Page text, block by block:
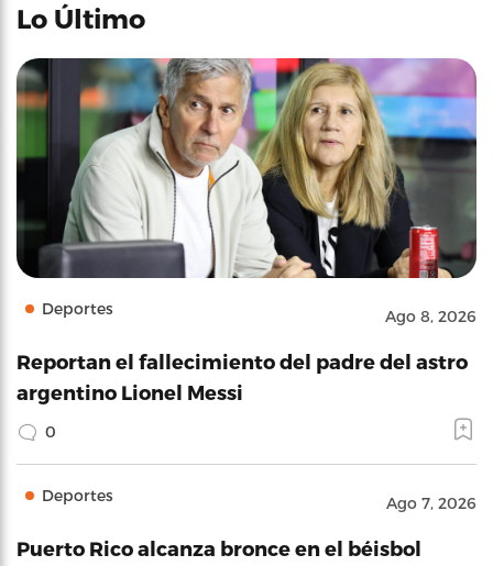
Lo Último
Deportes Ago 8, 2026
Reportan el fallecimiento del padre del astro
argentino Lionel Messi
0
Deportes Ago 7, 2026
Puerto Rico alcanza bronce en el béisbol